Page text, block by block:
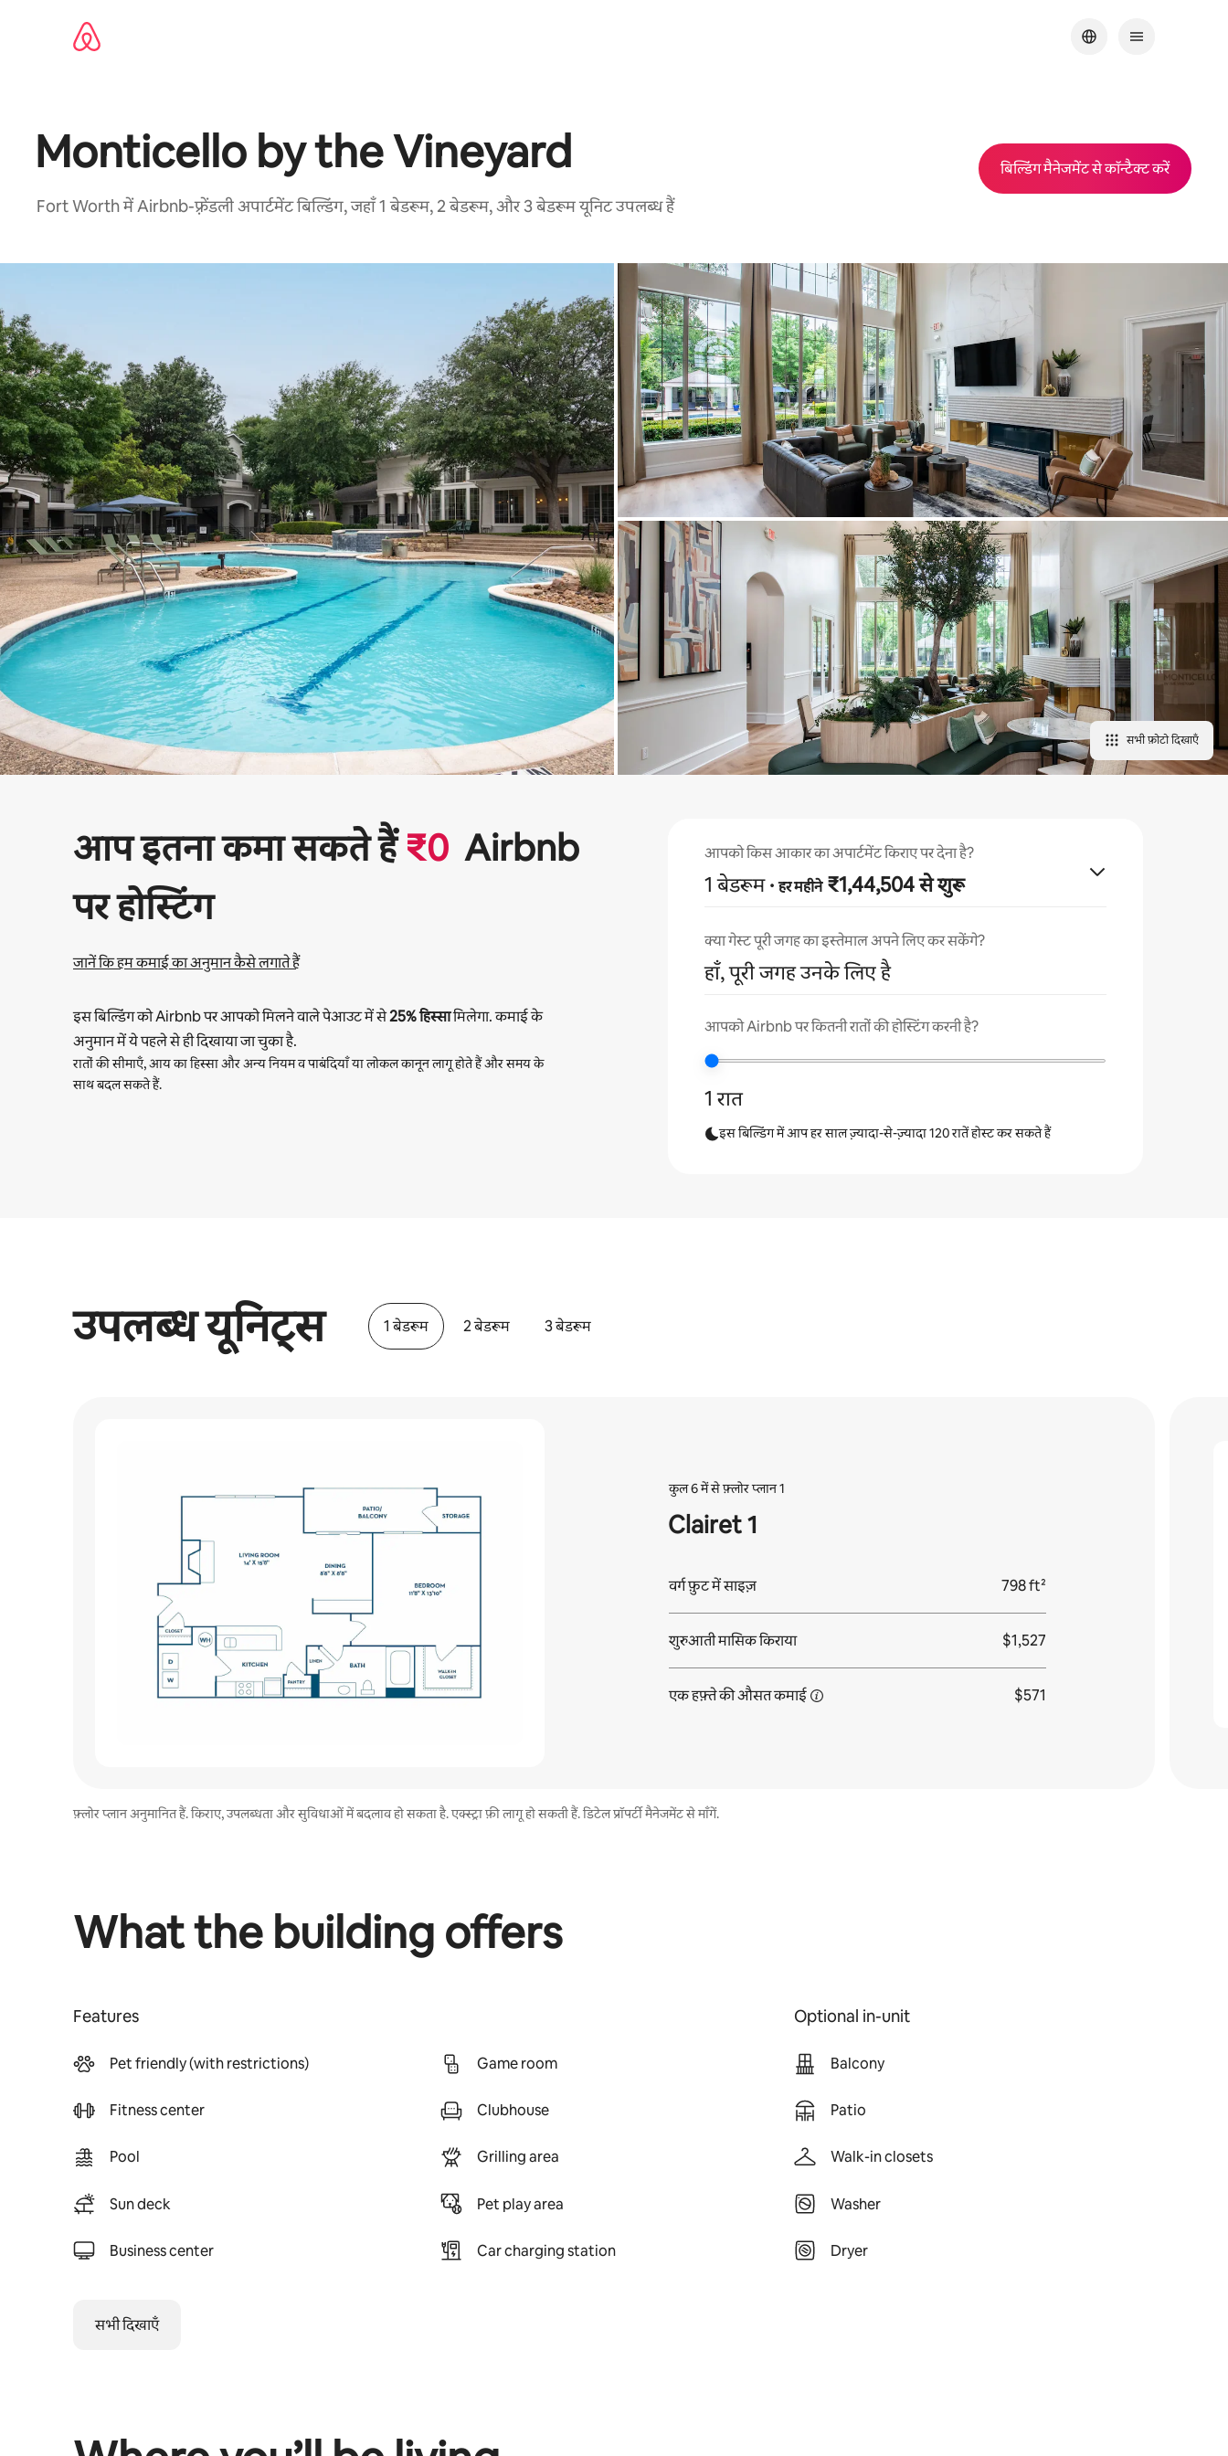
Monticello by the Vineyard
Fort Worth में Airbnb-फ़्रेंडली अपार्टमेंट बिल्डिंग, जहाँ 1 बेडरूम, 2 बेडरूम, और 3 बेडरूम यूनिट उपलब्ध हैं
बिल्डिंग मैनेजमेंट से कॉन्टैक्ट करें
सभी फ़ोटो दिखाएँ
आप इतना कमा सकते हैं ₹0 Airbnb
पर होस्टिंग
जानें कि हम कमाई का अनुमान कैसे लगाते हैं
इस बिल्डिंग को Airbnb पर आपको मिलने वाले पेआउट में से25%हिस्सामिलेगा. कमाई के
अनुमान में ये पहले से ही दिखाया जा चुका है.
रातों की सीमाएँ, आय का हिस्सा और अन्य नियम व पाबंदियाँ या लोकल कानून लागू होते हैं और समय के
साथ बदल सकते हैं.
आपको किस आकार का अपार्टमेंट किराए पर देना है?
1 बेडरूम ·हर महीने₹1,44,504 से शुरू
क्या गेस्ट पूरी जगह का इस्तेमाल अपने लिए कर सकेंगे?
हाँ, पूरी जगह उनके लिए है
आपको Airbnb पर कितनी रातों की होस्टिंग करनी है?
1 रात
इस बिल्डिंग में आप हर साल ज़्यादा-से-ज़्यादा 120 रातें होस्ट कर सकते हैं
उपलब्ध यूनिट्स 1 बेडरूम 2 बेडरूम 3 बेडरूम
कुल 6 में से फ़्लोर प्लान 1
Clairet 1
वर्ग फ़ुट में साइज़ 798 ft²
शुरुआती मासिक किराया $1,527
एक हफ़्ते की औसतकमाई $571
फ़्लोर प्लान अनुमानित हैं. किराए, उपलब्धता और सुविधाओं में बदलाव हो सकता है. एक्स्ट्रा फ़ी लागू हो सकती हैं. डिटेल प्रॉपर्टी मैनेजमेंट से माँगें.
What the building offers
Features
Pet friendly (with restrictions)
Fitness center
Pool
Sun deck
Business center
Game room
Clubhouse
Grilling area
Pet play area
Car charging station
Optional in-unit
Balcony
Patio
Walk-in closets
Washer
Dryer
सभी दिखाएँ